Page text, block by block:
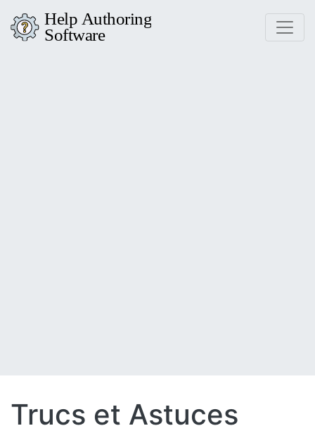
Trucs et Astuces